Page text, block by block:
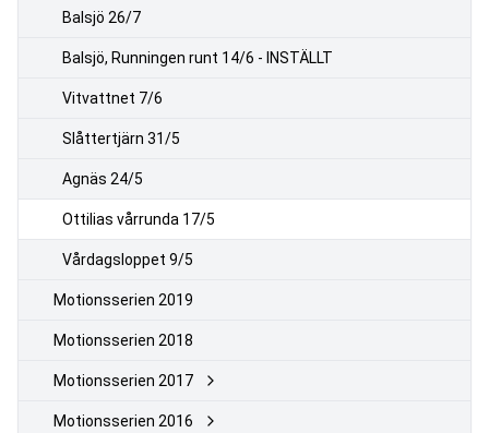
Balsjö 26/7
Balsjö, Runningen runt 14/6 - INSTÄLLT
Vitvattnet 7/6
Slåttertjärn 31/5
Agnäs 24/5
Ottilias vårrunda 17/5
Vårdagsloppet 9/5
Motionsserien 2019
Motionsserien 2018
Motionsserien 2017
Motionsserien 2016